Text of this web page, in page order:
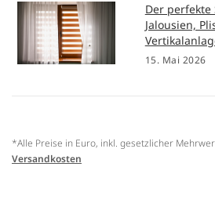
Der perfekte
Jalousien,
15. Mai 2026
*Alle Preise in Euro, inkl. gesetzlicher
Versandkosten